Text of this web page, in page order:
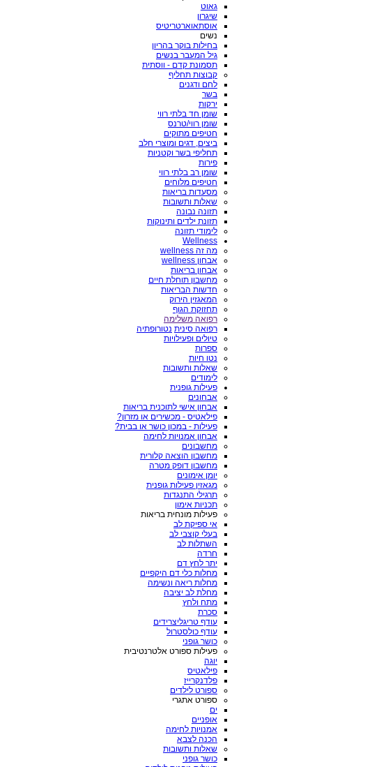
גאוט
שיגרון
אוסתאוארטריטיס
נשים
בחילות בוקר בהריון
גיל המעבר בנשים
תסמונת קדם - ווסתית
קבוצות תחליף
לחם ודגנים
בשר
ירקות
שומן חד בלתי רווי
שומן רווי/טרנס
חטיפים מתוקים
ביצים, דגים ומוצרי חלב
תחליפי בשר וקטניות
פירות
שומן רב בלתי רווי
חטיפים מלוחים
מסעדות בריאות
שאלות ותשובות
תזונה נבונה
תזונת ילדים ותינוקות
לימודי תזונה
Wellness
מה זה wellness
אבחון wellness
אבחון בריאות
מחשבון תוחלת חיים
חדשות הבריאות
המאגזין הירוק
תחזוקת הגוף
רפואה משלימה
רפואה סינית נטורופתיה
טיולים ופעילויות
ספרות
נטו חיות
שאלות ותשובות
לימודים
פעילות גופנית
אבחונים
אבחון אישי לתוכנית בריאות
פילאטיס - מכשירים או מזרון?
פעילות - במכון כושר או בבית?
אבחון אמנויות לחימה
מחשבונים
מחשבון הוצאה קלורית
מחשבון דופק מטרה
יומן אימונים
מגאזין פעילות גופנית
תרגילי התנגדות
תכניות אימון
פעילות מונחית בריאות
אי ספיקת לב
בעלי קוצבי לב
השתלות לב
חרדה
יתר לחץ דם
מחלות כלי דם היקפיים
מחלות ריאה ונשימה
מחלת לב יציבה
מתח ולחץ
סכרת
עודף טריגליצרידים
עודף כולסטרול
כושר גופני
פעילות ספורט אלטרנטיבית
יוגה
פילאטיס
פלדנקרייז
ספורט לילדים
ספורט אתגרי
ים
אופניים
אמנויות לחימה
הכנה לצבא
שאלות ותשובות
כושר גופני